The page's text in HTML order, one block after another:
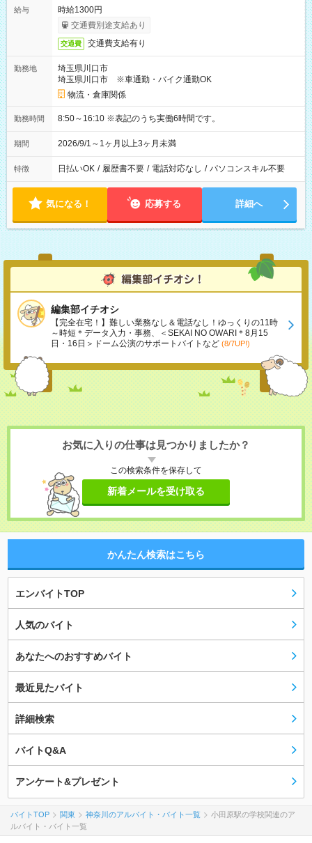
給与
時給1300円
交通費別途支給あり
交通費 交通費支給有り
勤務地
埼玉県川口市
埼玉県川口市 ※車通勤・バイク通勤OK
物流・倉庫関係
勤務時間 8:50～16:10 ※表記のうち実働6時間です。
期間 2026/9/1～1ヶ月以上3ヶ月未満
特徴 日払いOK / 履歴書不要 / 電話対応なし / パソコンスキル不要
気になる！ 応募する 詳細へ
編集部イチオシ
【完全在宅！】難しい業務なし＆電話なし！ゆっくりの11時
～時短＊データ入力・事務、＜SEKAI NO OWARI＊8月15
日・16日＞ドーム公演のサポートバイトなど (8/7UP!)
お気に入りの仕事は見つかりましたか？
この検索条件を保存して
新着メールを受け取る
かんたん検索はこちら
エンバイトTOP
人気のバイト
あなたへのおすすめバイト
最近見たバイト
詳細検索
バイトQ&A
アンケート&プレゼント
バイトTOP 関東 神奈川のアルバイト・バイト一覧
小田原駅の学校関連のア
ルバイト・バイト一覧